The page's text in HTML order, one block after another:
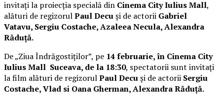
invitați la proiecția specială din Cinema City Iulius Mall,
alături de regizorulPaul Decuși de actorii Gabriel
Vatavu, Sergiu Costache, Azaleea Necula, Alexandra
Răduță.
De „Ziua Îndrăgostiților”, pe 14 februarie, în Cinema City
Iulius Mall Suceava, de la 18:30, spectatorii sunt invitați
la film alături de regizorulPaul Decuși de actorii Sergiu
Costache, Vlad si Oana Gherman, Alexandra Răduță.